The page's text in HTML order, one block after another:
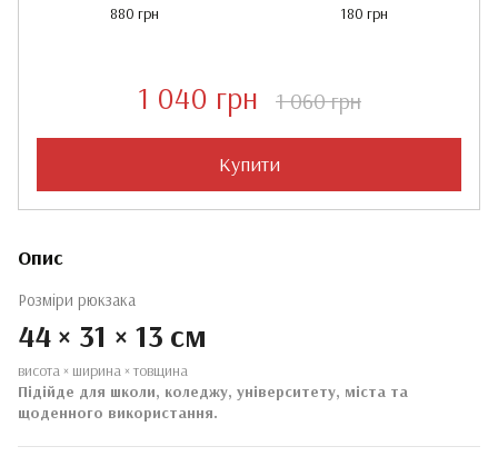
880 грн 180 грн
1 040 грн 1 060 грн
Купити
Опис
Розміри рюкзака
44 × 31 × 13 см
висота × ширина × товщина
Підійде для школи, коледжу, університету, міста та
щоденного використання.